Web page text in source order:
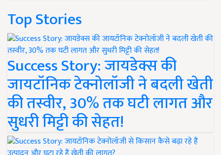
Top Stories
Success Story: जायडेक्स की
जायटॉनिक टेक्नोलॉजी ने बदली खेती
की तस्वीर, 30% तक घटी लागत और
सुधरी मिट्टी की सेहत!